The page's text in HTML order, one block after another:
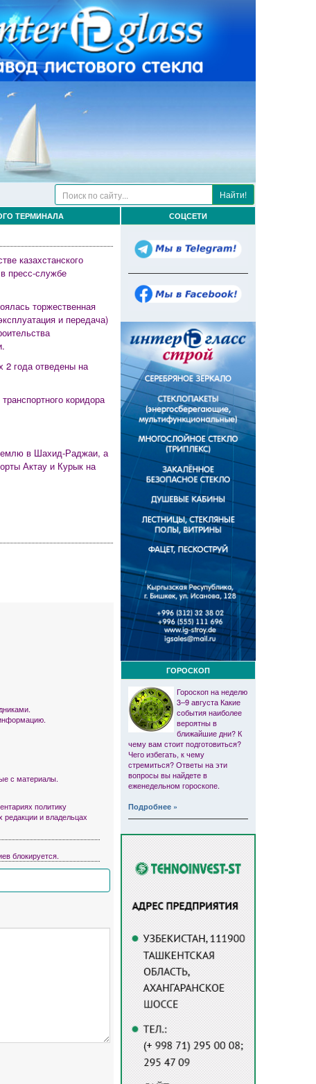
Найти!
ТЕРМИНАЛА
казахстанского
пресс-службе
торжественная
и передача)
2 года отведены на
коридора
в Шахид-Раджаи, а
Актау и Курык на
с материалы.
политику
редакции и владельцах
блокируется.
СОЦСЕТИ
ГОРОСКОП
Гороскоп на неделю
3–9 августа Какие
события наиболее
вероятны в
ближайшие дни? К
чему вам стоит подготовиться?
Чего избегать, к чему
стремиться? Ответы на эти
вопросы вы найдете в
еженедельном гороскопе.
Подробнее »